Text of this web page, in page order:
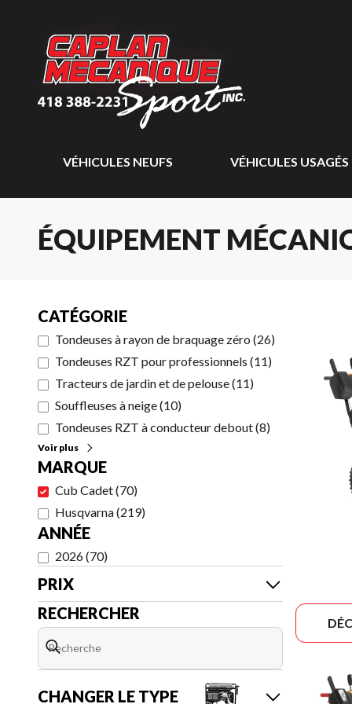
VÉHICULES NEUFS VÉHICULES USAGÉS
ÉQUIPEMENT
CATÉGORIE
Tondeuses à rayon de braquage zéro (26)
Tondeuses RZT pour professionnels (11)
Tracteurs de jardin et de pelouse(11)
Souffleuses à neige(10)
Tondeuses RZT à conducteur debout(8)
Voir plus
MARQUE
Cub Cadet(70)
Husqvarna(219)
ANNÉE
2026(70)
PRIX
RECHERCHER
CHANGER LE TYPE